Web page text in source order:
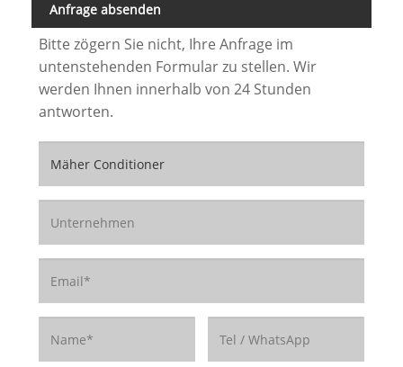
Anfrage absenden
Bitte zögern Sie nicht, Ihre Anfrage im
untenstehenden Formular zu stellen. Wir
werden Ihnen innerhalb von 24 Stunden
antworten.